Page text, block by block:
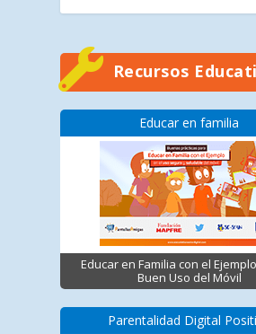
Recursos
Educar en familia
Educar en Familia con el
Buen Uso del Móvil
Parentalidad Digital